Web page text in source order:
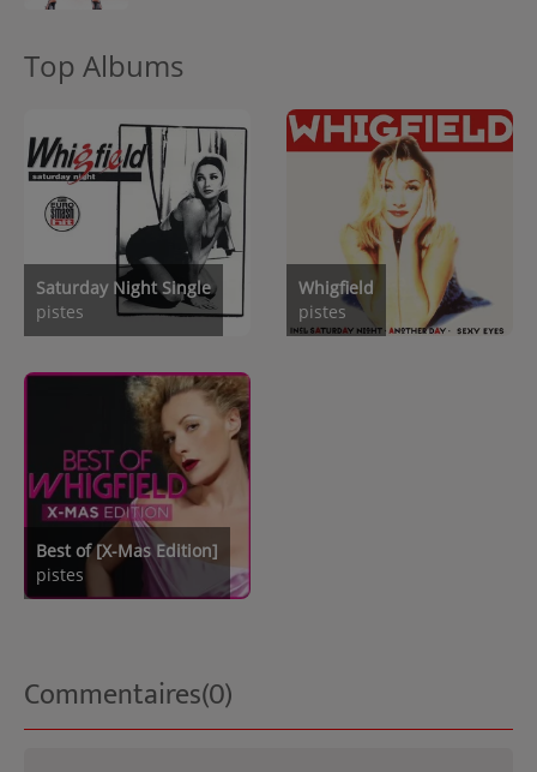
Top Albums
Saturday Night Single
pistes
Whigfield
pistes
Best of [X-Mas Edition]
pistes
Commentaires(0)